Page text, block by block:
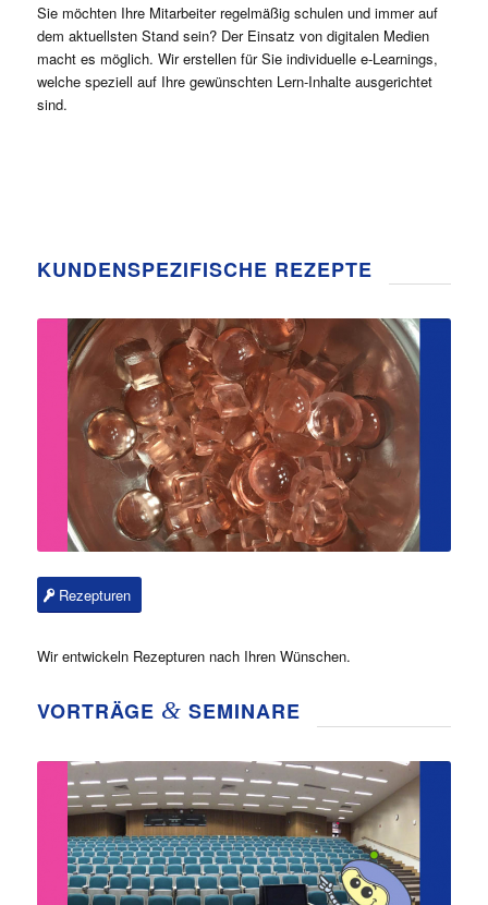
Sie möchten Ihre Mitarbeiter regelmäßig schulen und immer auf
dem aktuellsten Stand sein? Der Einsatz von digitalen Medien
macht es möglich. Wir erstellen für Sie individuelle e-Learnings,
welche speziell auf Ihre gewünschten Lern-Inhalte ausgerichtet
sind.
KUNDENSPEZIFISCHE REZEPTE
Rezepturen
Wir entwickeln Rezepturen nach Ihren Wünschen.
VORTRÄGE & SEMINARE